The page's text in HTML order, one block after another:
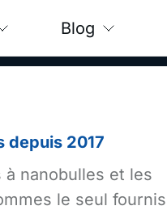
Blog
depuis 2017
nanobulles et les
le seul